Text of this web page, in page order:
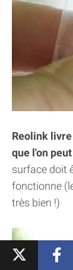
Reolink
que l'on
surface doit
fonctionne
très bien !)